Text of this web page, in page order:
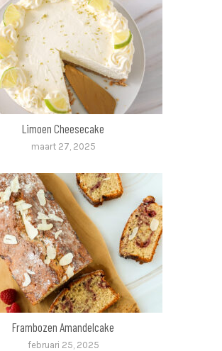
Limoen Cheesecake
maart 27, 2025
Frambozen Amandelcake
februari 25, 2025